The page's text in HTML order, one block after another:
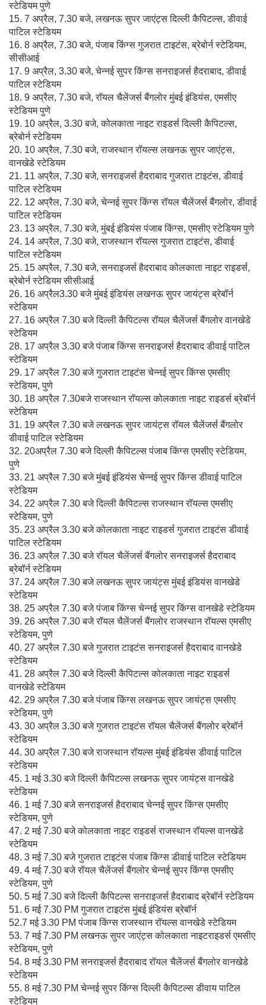
स्टेडियम पुणे
15. 7 अप्रैल, 7.30 बजे, लखनऊ सुपर जाएंट्स दिल्ली कैपिटल्स, डीवाई
पाटिल स्टेडियम
16. 8 अप्रैल, 7.30 बजे, पंजाब किंग्स गुजरात टाइटंस, ब्रेबोर्न स्टेडियम,
सीसीआई
17. 9 अप्रैल, 3.30 बजे, चेन्नई सुपर किंग्स सनराइजर्स हैदराबाद, डीवाई
पाटिल स्टेडियम
18. 9 अप्रैल, 7.30 बजे, रॉयल चैलेंजर्स बैंगलोर मुंबई इंडियंस, एमसीए
स्टेडियम पुणे
19. 10 अप्रैल, 3.30 बजे, कोलकाता नाइट राइडर्स दिल्ली कैपिटल्स,
ब्रेबोर्न स्टेडियम
20. 10 अप्रैल, 7.30 बजे, राजस्थान रॉयल्स लखनऊ सुपर जाएंट्स,
वानखेडे स्टेडियम
21. 11 अप्रैल, 7.30 बजे, सनराइजर्स हैदराबाद गुजरात टाइटंस, डीवाई
पाटिल स्टेडियम
22. 12 अप्रैल, 7.30 बजे, चेन्नई सुपर किंग्स रॉयल चैलेंजर्स बैंगलोर, डीवाई
पाटिल स्टेडियम
23. 13 अप्रैल, 7.30 बजे, मुंबई इंडियंस पंजाब किंग्स, एमसीए स्टेडियम पुणे
24. 14 अप्रैल, 7.30 बजे, राजस्थान रॉयल्स गुजरात टाइटंस, डीवाई
पाटिल स्टेडियम
25. 15 अप्रैल, 7.30 बजे, सनराइजर्स हैदराबाद कोलकाता नाइट राइडर्स,
ब्रेबोर्न स्टेडियम सीसीआई
26. 16 अप्रैल3.30 बजे मुंबई इंडियंस लखनऊ सुपर जायंट्स ब्रेबॉर्न
स्टेडियम
27. 16 अप्रैल 7.30 बजे दिल्ली कैपिटल्स रॉयल चैलेंजर्स बैंगलोर वानखेडे
स्टेडियम
28. 17 अप्रैल 3.30 बजे पंजाब किंग्स सनराइजर्स हैदराबाद डीवाई पाटिल
स्टेडियम
29. 17 अप्रैल 7.30 बजे गुजरात टाइटंस चेन्नई सुपर किंग्स एमसीए
स्टेडियम, पुणे
30. 18 अप्रैल 7.30बजे राजस्थान रॉयल्स कोलकाता नाइट राइडर्स ब्रेबॉर्न
स्टेडियम
31. 19 अप्रैल 7.30 बजे लखनऊ सुपर जायंट्स रॉयल चैलेंजर्स बैंगलोर
डीवाई पाटिल स्टेडियम
32. 20अप्रैल 7.30 बजे दिल्ली कैपिटल्स पंजाब किंग्स एमसीए स्टेडियम,
पुणे
33. 21 अप्रैल 7.30 बजे मुंबई इंडियंस चेन्नई सुपर किंग्स डीवाई पाटिल
स्टेडियम
34. 22 अप्रैल 7.30 बजे दिल्ली कैपिटल्स राजस्थान रॉयल्स एमसीए
स्टेडियम, पुणे
35. 23 अप्रैल 3.30 बजे कोलकाता नाइट राइडर्स गुजरात टाइटंस डीवाई
पाटिल स्टेडियम
36. 23 अप्रैल 7.30 बजे रॉयल चैलेंजर्स बैंगलोर सनराइजर्स हैदराबाद
ब्रेबॉर्न स्टेडियम
37. 24 अप्रैल 7.30 बजे लखनऊ सुपर जायंट्स मुंबई इंडियंस वानखेडे
स्टेडियम
38. 25 अप्रैल 7.30 बजे पंजाब किंग्स चेन्नई सुपर किंग्स वानखेडे स्टेडियम
39. 26 अप्रैल 7.30 बजे रॉयल चैलेंजर्स बैंगलोर राजस्थान रॉयल्स एमसीए
स्टेडियम, पुणे
40. 27 अप्रैल 7.30 बजे गुजरात टाइटंस सनराइजर्स हैदराबाद वानखेडे
स्टेडियम
41. 28 अप्रैल 7.30 बजे दिल्ली कैपिटल्स कोलकाता नाइट राइडर्स
वानखेडे स्टेडियम
42. 29 अप्रैल 7.30 बजे पंजाब किंग्स लखनऊ सुपर जायंट्स एमसीए
स्टेडियम, पुणे
43. 30 अप्रैल 3.30 बजे गुजरात टाइटंस रॉयल चैलेंजर्स बैंगलोर ब्रेबॉर्न
स्टेडियम
44. 30 अप्रैल 7.30 बजे राजस्थान रॉयल्स मुंबई इंडियंस डीवाई पाटिल
स्टेडियम
45. 1 मई 3.30 बजे दिल्ली कैपिटल्स लखनऊ सुपर जायंट्स वानखेडे
स्टेडियम
46. 1 मई 7.30 बजे सनराइजर्स हैदराबाद चेन्नई सुपर किंग्स एमसीए
स्टेडियम, पुणे
47. 2 मई 7.30 बजे कोलकाता नाइट राइडर्स राजस्थान रॉयल्स वानखेडे
स्टेडियम
48. 3 मई 7.30 बजे गुजरात टाइटंस पंजाब किंग्स डीवाई पाटिल स्टेडियम
49. 4 मई 7.30 बजे रॉयल चैलेंजर्स बैंगलोर चेन्नई सुपर किंग्स एमसीए
स्टेडियम, पुणे
50. 5 मई 7.30 बजे दिल्ली कैपिटल्स सनराइजर्स हैदराबाद ब्रेबॉर्न स्टेडियम
51. 6 मई 7.30 PM गुजरात टाइटंस मुंबई इंडियंस ब्रेबॉर्न
52.7 मई 3.30 PM पंजाब किंग्स राजस्थान रॉयल्स वानखेडे स्टेडियम
53. 7 मई 7.30 PM लखनऊ सुपर जाएंट्स कोलकाता नाइटराइडर्स एमसीए
स्टेडियम, पुणे
54. 8 मई 3.30 PM सनराइजर्स हैदराबाद रॉयल चैलेंजर्स बैंगलोर वानखेडे
स्टेडियम
55. 8 मई 7.30 PM चेन्नई सुपर किंग्स दिल्ली कैपिटल्स डीवाय पाटिल
स्टेडियम